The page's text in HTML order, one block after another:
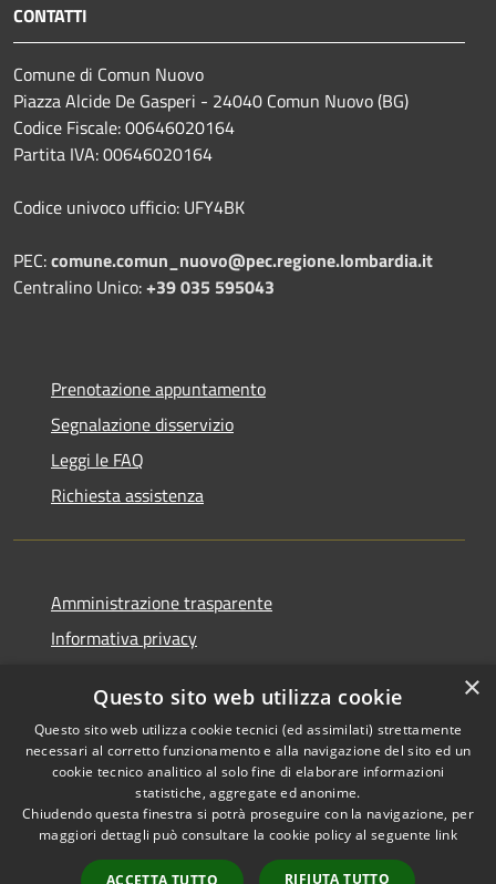
CONTATTI
Comune di Comun Nuovo
Piazza Alcide De Gasperi - 24040 Comun Nuovo (BG)
Codice Fiscale: 00646020164
Partita IVA: 00646020164
Codice univoco ufficio: UFY4BK
PEC:comune.comun_nuovo@pec.regione.lombardia.it
Centralino Unico:+39 035 595043
Prenotazione appuntamento
Segnalazione disservizio
Leggi le FAQ
Richiesta assistenza
Amministrazione trasparente
Informativa privacy
Dichiarazione di accessibilità
RSS
Accessibilità
Copyright © 2026 • Comune di
Comun Nuovo • Powered by
Municipium• Accesso
×
Questo sito web utilizza cookie
Questo sito web utilizza cookie tecnici (ed assimilati) strettamente
necessari al corretto funzionamento e alla navigazione del sito ed un
cookie tecnico analitico al solo fine di elaborare informazioni
statistiche, aggregate ed anonime.
Chiudendo questa finestra si potrà proseguire con la navigazione, per
maggiori dettagli può consultare la cookie policy al seguente link
ACCETTA TUTTO RIFIUTA TUTTO